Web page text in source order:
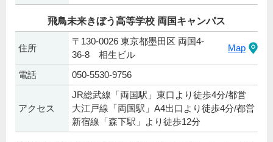
飛鳥未来きぼう高等学校 両国キャンパス
住所
〒130-0026 東京都墨田区 両国4-
36-8 相生ビル
Map
電話 050-5530-9756
アクセス
JR総武線「両国駅」東口より徒歩4分/都営
大江戸線「両国駅」A4出口より徒歩4分/都営
新宿線「森下駅」より徒歩12分